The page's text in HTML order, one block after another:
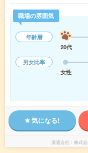
職場の雰囲気
年齢層
20代
男女比率
女性
気になる!
派遣会社 株式